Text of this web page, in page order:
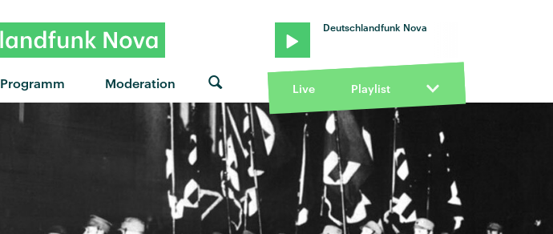
Programm Moderation
Deutschlandfunk Nova
Live Playlist